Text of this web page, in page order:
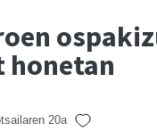
honetan
20a